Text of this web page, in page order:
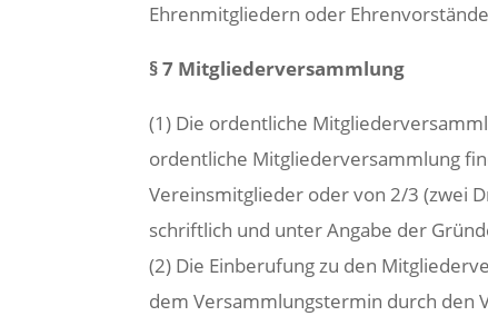
Ehrenmitgliedern oder
§ 7 Mitgliederversammlung
(1) Die ordentliche
ordentliche Mitgliederversammlung
Vereinsmitglieder oder von 2/3 (zwei
schriftlich und unter Angabe der
(2) Die Einberufung zu den
dem Versammlungstermin durch den